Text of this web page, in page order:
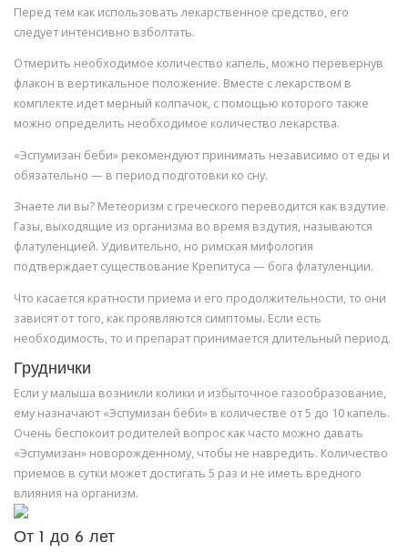
Перед тем как использовать лекарственное средство, его
следует интенсивно взболтать.
Отмерить необходимое количество капель, можно перевернув
флакон в вертикальное положение. Вместе с лекарством в
комплекте идет мерный колпачок, с помощью которого также
можно определить необходимое количество лекарства.
«Эспумизан беби» рекомендуют принимать независимо от еды и
обязательно — в период подготовки ко сну.
Знаете ли вы? Метеоризм с греческого переводится как вздутие.
Газы, выходящие из организма во время вздутия, называются
флатуленцией. Удивительно, но римская мифология
подтверждает существование Крепитуса — бога флатуленции.
Что касается кратности приема и его продолжительности, то они
зависят от того, как проявляются симптомы. Если есть
необходимость, то и препарат принимается длительный период.
Груднички
Если у малыша возникли колики и избыточное газообразование,
ему назначают «Эспумизан беби» в количестве от 5 до 10 капель.
Очень беспокоит родителей вопрос как часто можно давать
«Эспумизан» новорожденному, чтобы не навредить. Количество
приемов в сутки может достигать 5 раз и не иметь вредного
влияния на организм.
От 1 до 6 лет